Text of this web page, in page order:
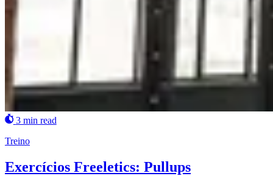
3 min read
Treino
Exercícios Freeletics: Pullups